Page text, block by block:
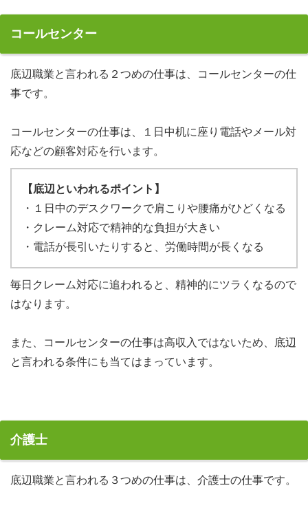
コールセンター
底辺職業と言われる２つめの仕事は、コールセンターの仕
事です。
コールセンターの仕事は、１日中机に座り電話やメール対
応などの顧客対応を行います。
【底辺といわれるポイント】
・１日中のデスクワークで肩こりや腰痛がひどくなる
・クレーム対応で精神的な負担が大きい
・電話が長引いたりすると、労働時間が長くなる
毎日クレーム対応に追われると、精神的にツラくなるので
はなります。
また、コールセンターの仕事は高収入ではないため、底辺
と言われる条件にも当てはまっています。
介護士
底辺職業と言われる３つめの仕事は、介護士の仕事です。